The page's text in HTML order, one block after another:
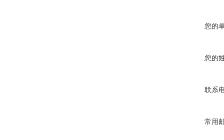
您的
您的
联系
常用